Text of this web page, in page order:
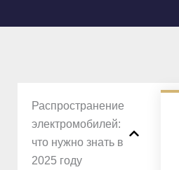
Распространение
электромобилей:
что нужно знать в
2025 году